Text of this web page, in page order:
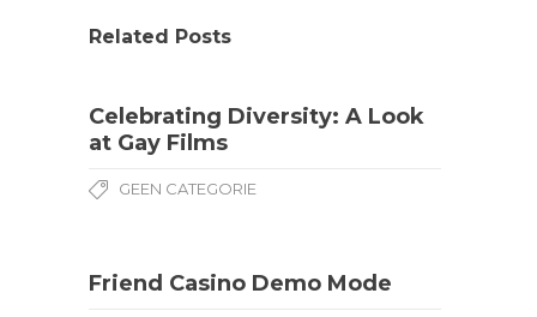
Related Posts
Celebrating Diversity: A Look
at Gay Films
GEEN CATEGORIE
Friend Casino Demo Mode